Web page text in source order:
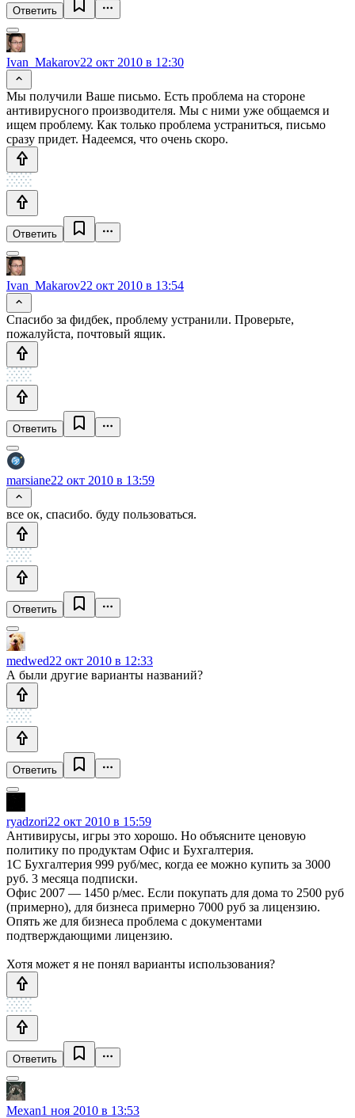
Ответить
Ivan_Makarov22 окт 2010 в 12:30
Мы получили Ваше письмо. Есть проблема на стороне
антивирусного производителя. Мы с ними уже общаемся и
ищем проблему. Как только проблема устраниться, письмо
сразу придет. Надеемся, что очень скоро.
Ответить
Ivan_Makarov22 окт 2010 в 13:54
Спасибо за фидбек, проблему устранили. Проверьте,
пожалуйста, почтовый ящик.
Ответить
marsiane22 окт 2010 в 13:59
все ок, спасибо. буду пользоваться.
Ответить
medwed22 окт 2010 в 12:33
А были другие варианты названий?
Ответить
ryadzori22 окт 2010 в 15:59
Антивирусы, игры это хорошо. Но объясните ценовую
политику по продуктам Офис и Бухгалтерия.
1С Бухгалтерия 999 руб/мес, когда ее можно купить за 3000
руб. 3 месяца подписки.
Офис 2007 — 1450 р/мес. Если покупать для дома то 2500 руб
(примерно), для бизнеса примерно 7000 руб за лицензию.
Опять же для бизнеса проблема с документами
подтверждающими лицензию.
Хотя может я не понял варианты использования?
Ответить
Mexan1 ноя 2010 в 13:53